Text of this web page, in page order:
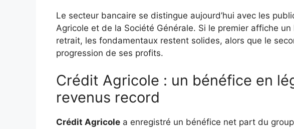
Le secteur bancaire se distingue aujourd’hui avec les
Agricole et de la Société Générale. Si le premier affiche
retrait, les fondamentaux restent solides, alors que le
progression de ses profits.
Crédit Agricole : un bénéfice en
revenus record
Crédit Agricole a enregistré un bénéfice net part du